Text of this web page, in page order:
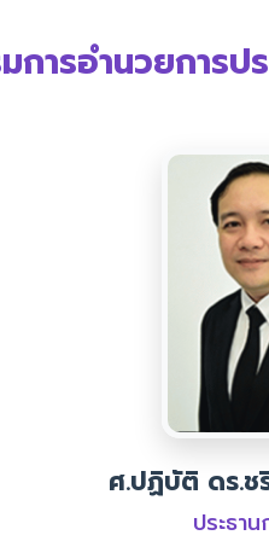
การอำนวยการ
ศ.ปฏิบัติ ดร.ช
ประธา